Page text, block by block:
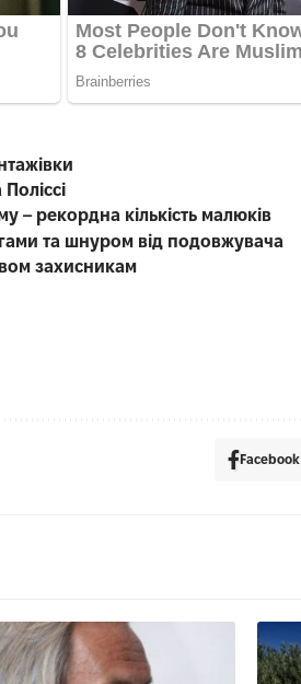
– рекордна кількість малюків
та шнуром від подовжувача
захисникам
Facebook